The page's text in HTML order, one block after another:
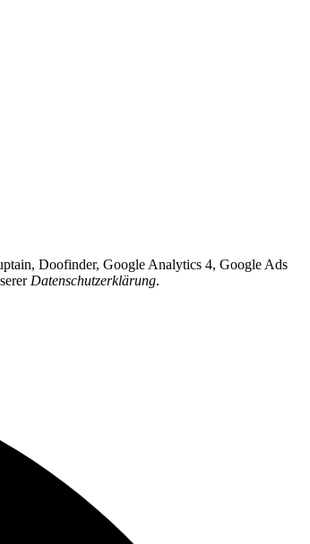
Doofinder, Google Analytics 4, Google Ads
Datenschutzerklärung.